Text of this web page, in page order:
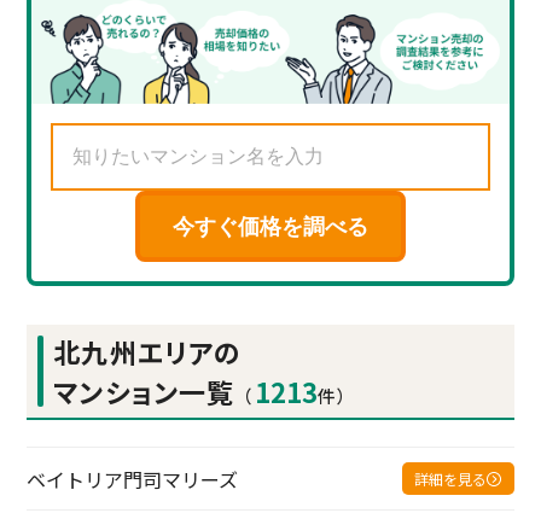
今すぐ価格を調べる
北九州エリアの
マンション一覧 （ 1213件）
ベイトリア門司マリーズ 詳細を見る